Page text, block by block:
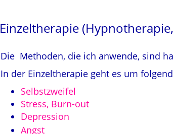
Einzeltherapie
Die Methoden, die ich anwende, sind
In der Einzeltherapie geht es um
Selbstzweifel
Stress, Burn-out
Depression
Angst